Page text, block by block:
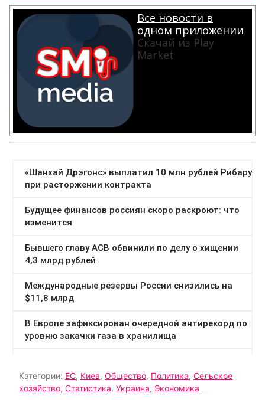
Все новости в
одном приложении
Скачай из Play
Market
Категории: ЕС, Киев, Общество, Политика, Сельское
хозяйство, Статистика, Украина, Экономика